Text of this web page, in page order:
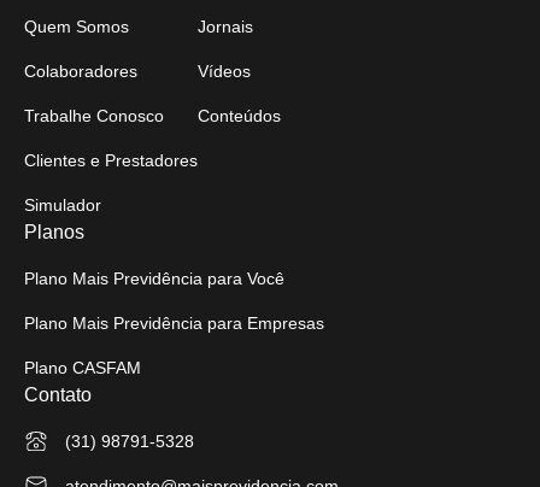
Quem Somos
Colaboradores
Trabalhe Conosco
Clientes e Prestadores
Simulador
Jornais
Vídeos
Conteúdos
Planos
Plano Mais Previdência para Você
Plano Mais Previdência para Empresas
Plano CASFAM
Contato
(31) 98791-5328